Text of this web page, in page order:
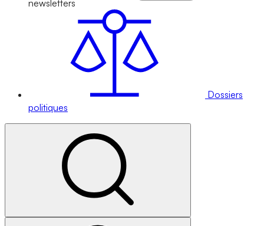
newsletters
Dossiers
politiques